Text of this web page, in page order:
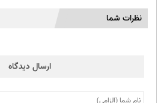
نظرات شما
ارسال دیدگاه